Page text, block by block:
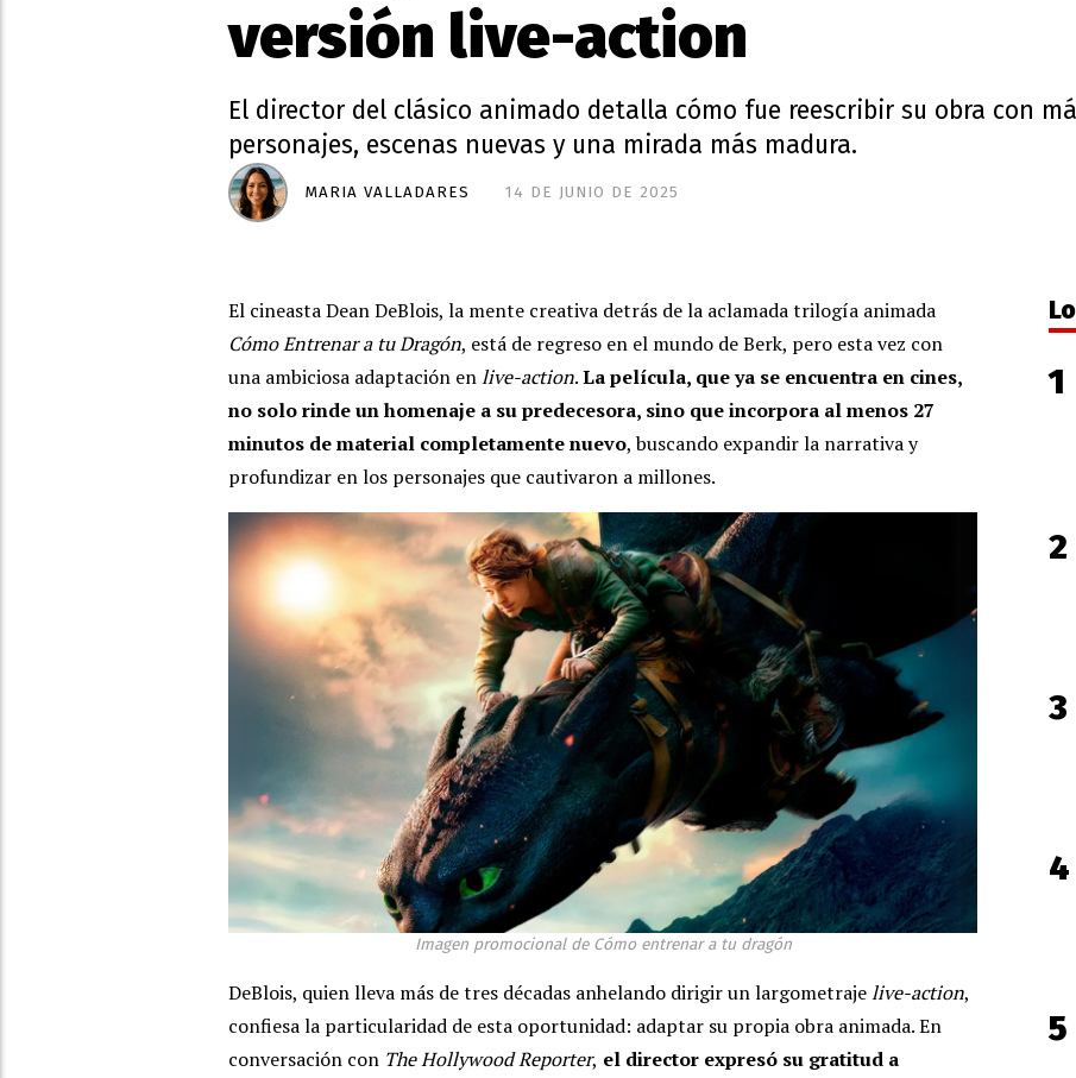
versión live-action
El director del clásico animado detalla cómo fue reescribir su obra con
personajes, escenas nuevas y una mirada más madura.
14 DE JUNIO DE 2025
MARIA VALLADARES
El cineasta Dean DeBlois, la mente creativa detrás de la aclamada trilogía animada
Cómo Entrenar a tu Dragón, está de regreso en el mundo de Berk, pero esta vez con
una ambiciosa adaptación enlive-action.La película, que ya se encuentra en cines,
no solo rinde un homenaje a su predecesora, sino que incorpora al menos 27
minutos de material completamente nuevo, buscando expandir la narrativa y
profundizar en los personajes que cautivaron a millones.
Imagen promocional de Cómo entrenar a tu dragón
DeBlois, quien lleva más de tres décadas anhelando dirigir un largometrajelive-action,
confiesa la particularidad de esta oportunidad: adaptar su propia obra animada. En
conversación con The Hollywood Reporter, el director expresó su gratitud a